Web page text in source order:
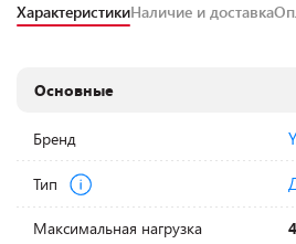
ХарактеристикиНаличие и доставка
Основные
Бренд
Тип
Максимальная нагрузка